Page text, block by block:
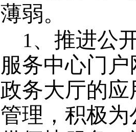
薄弱。
1、推进公
服务中心门
政务大厅的
管理，积极